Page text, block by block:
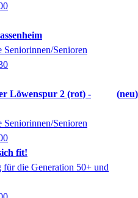
Senioren
Löwenspur 2 (rot) -
neu
Senioren
fit!
die Generation 50+ und